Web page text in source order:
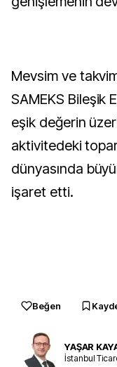
Mevsim ve
SAMEKS Bileşik
eşik değerin
aktivitedeki
dünyasında
işaret etti.
Beğen
YAŞAR
İstanbul